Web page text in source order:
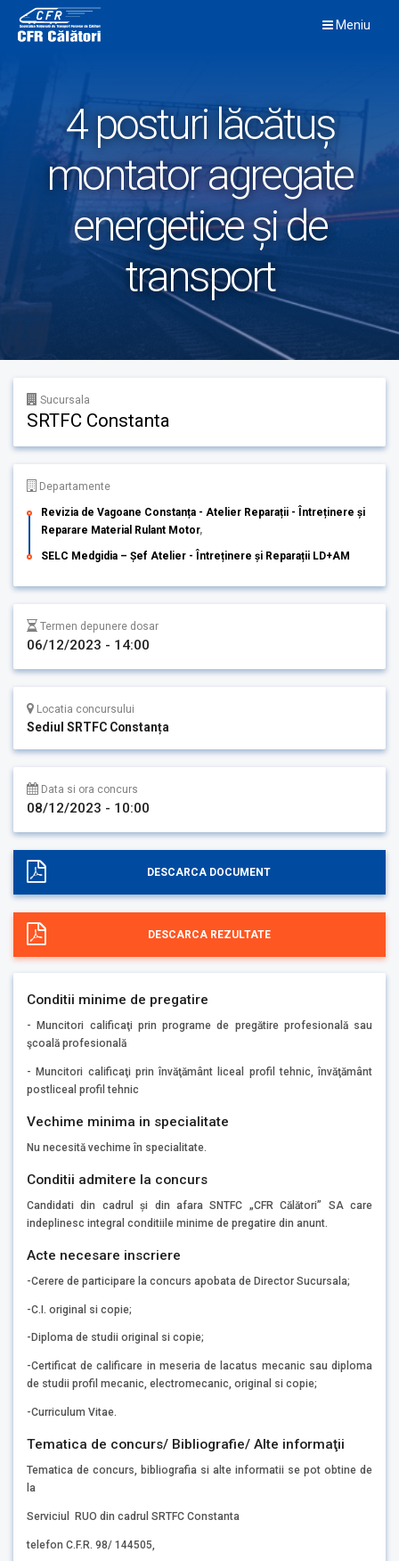
content
Meniu
4 posturi lăcătuș
montator agregate
energetice și de
transport
Sucursala
SRTFC Constanta
Departamente
Revizia de Vagoane Constanța - Atelier Reparații - Întreținere și
Reparare Material Rulant Motor,
SELC Medgidia – Șef Atelier - Întreținere și Reparații LD+AM
Termen depunere dosar
06/12/2023 - 14:00
Locatia concursului
Sediul SRTFC Constanța
Data si ora concurs
08/12/2023 - 10:00
DESCARCA DOCUMENT
DESCARCA REZULTATE
Conditii minime de pregatire
- Muncitori calificaţi prin programe de pregătire profesională sau
şcoală profesională
- Muncitori calificaţi prin învăţământ liceal profil tehnic, învăţământ
postliceal profil tehnic
Vechime minima in specialitate
Nu necesită vechime în specialitate.
Conditii admitere la concurs
Candidati din cadrul și din afara SNTFC „CFR Călători” SA care
indeplinesc integral conditiile minime de pregatire din anunt.
Acte necesare inscriere
-Cerere de participare la concurs apobata de Director Sucursala;
-C.I. original si copie;
-Diploma de studii original si copie;
-Certificat de calificare in meseria de lacatus mecanic sau diploma
de studii profil mecanic, electromecanic, original si copie;
-Curriculum Vitae.
Tematica de concurs/ Bibliografie/ Alte informaţii
Tematica de concurs, bibliografia si alte informatii se pot obtine de
la
Serviciul RUO din cadrul SRTFC Constanta
telefon C.F.R. 98/ 144505,